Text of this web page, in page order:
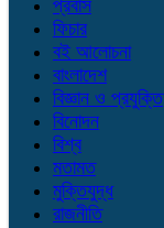
প্রবাস
ফিচার
বই আলোচনা
বাংলাদেশ
বিজ্ঞান ও প্রযুক্তি
বিনোদন
বিশ্ব
মতামত
মুক্তিযুদ্ধ
রাজনীতি